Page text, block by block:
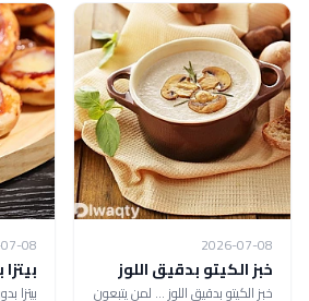
2026-07-08
خبز الكيتو بدقيق اللوز
خبز الكيتو بدقيق اللوز ... لمن يتبعون
08
بيتزا